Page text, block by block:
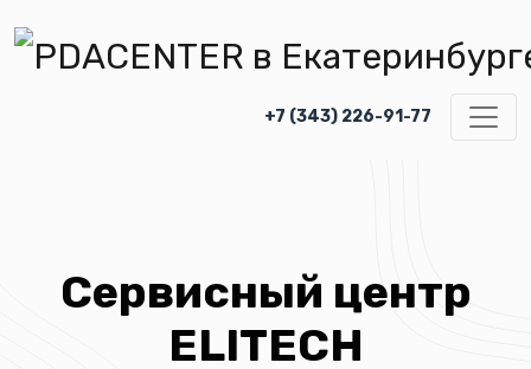
+7 (343) 226-91-77
Сервисный центр
ELITECH